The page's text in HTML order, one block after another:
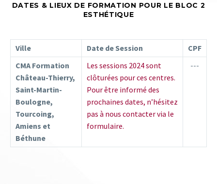
DATES & LIEUX DE FORMATION POUR LE BLOC 2
ESTHÉTIQUE
Ville Date de Session
CPF
CMA Formation
Château-Thierry,
Saint-Martin-
Boulogne,
Tourcoing,
Amiens et
Béthune
Les sessions 2024 sont
clôturées pour ces centres.
Pour être informé des
prochaines dates, n’hésitez
pas à nous contacter via le
formulaire.
---